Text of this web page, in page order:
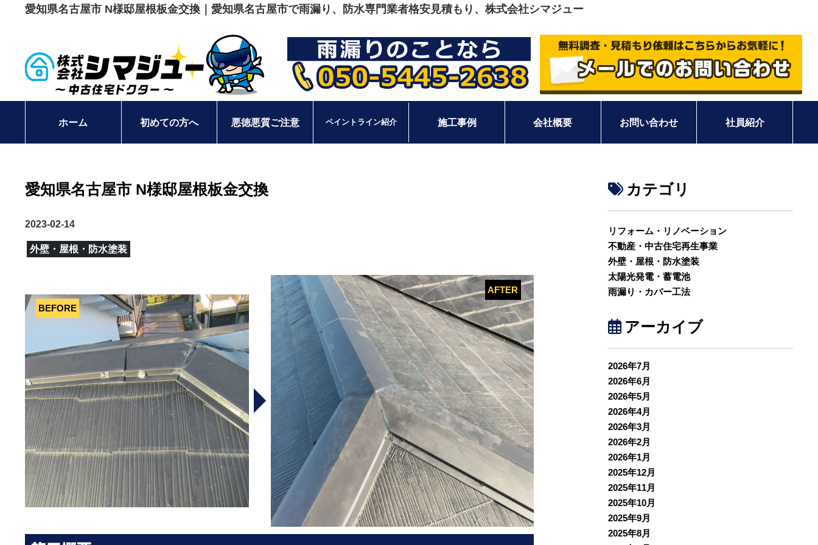
愛知県名古屋市 N様邸屋根板金交換｜愛知県名古屋市で雨漏り、防水専門業者格安見積もり、株式会社シマジュー
ホーム 初めての方へ 悪徳悪質ご注意 ペイントライン紹介 施工事例 会社概要 お問い合わせ 社員紹介
愛知県名古屋市 N様邸屋根板金交換
2023-02-14
外壁・屋根・防水塗装
カテゴリ
リフォーム・リノベーション
不動産・中古住宅再生事業
外壁・屋根・防水塗装
太陽光発電・蓄電池
雨漏り・カバー工法
アーカイブ
2026年7月
2026年6月
2026年5月
2026年4月
2026年3月
2026年2月
2026年1月
2025年12月
2025年11月
2025年10月
2025年9月
2025年8月